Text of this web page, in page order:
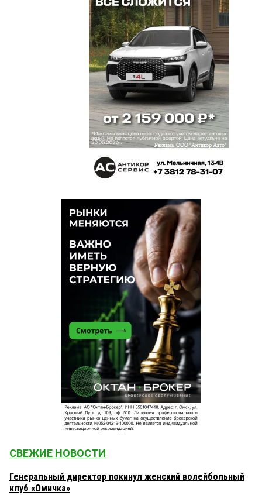
СВЕЖИЕ НОВОСТИ
Генеральный директор покинул женский волейбольный
клуб «Омичка»